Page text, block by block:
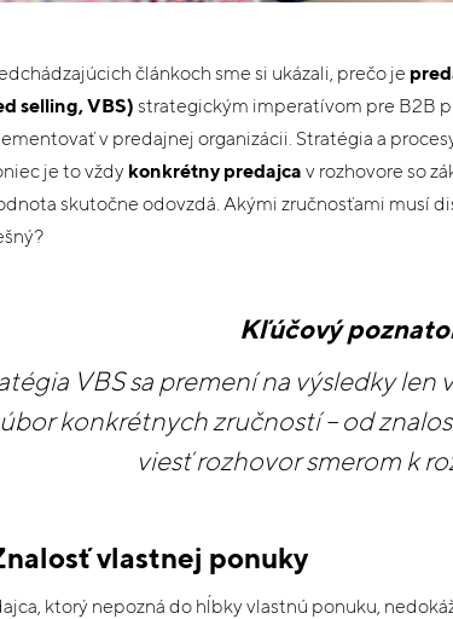
článkoch sme si ukázali, prečo je
selling, VBS) strategickým imperatívom pre B2B
v predajnej organizácii. Stratégia a
je to vždy konkrétny predajca v rozhovore so
skutočne odovzdá. Akými zručnosťami musí
Kľúčový
VBS sa premení na výsledky len
konkrétnych zručností – od
viesť rozhovor smerom k
vlastnej ponuky
ktorý nepozná do hĺbky vlastnú ponuku,